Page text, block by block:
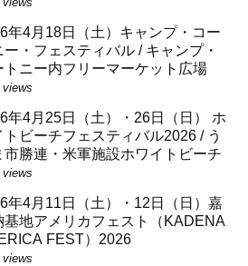
年4月18日（土）キャンプ・コー
ー・フェスティバル / キャンプ・
トニー内フリーマーケット広場
views
年4月25日（土）・26日（日） ホ
トビーチフェスティバル2026 / う
市勝連・米軍施設ホワイトビーチ
views
年4月11日（土）・12日（日）嘉
基地アメリカフェスト（KADENA
FEST）2026
views